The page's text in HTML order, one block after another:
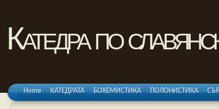
Катедра по
Home КАТЕДРАТА БОХЕМИСТИКА ПОЛОНИСТИКА